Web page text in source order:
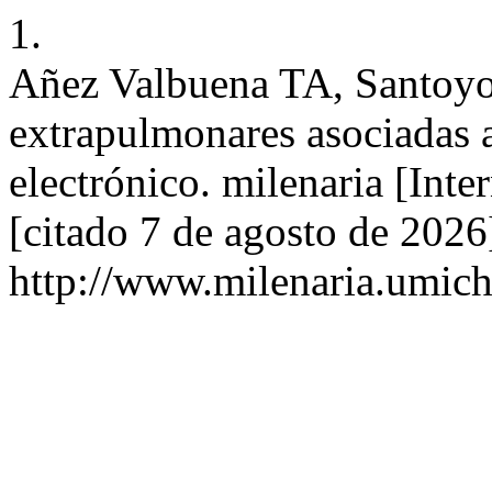
1.
Añez Valbuena TA,
extrapulmonares
electrónico. milenaria
[citado 7 de agosto de
http://